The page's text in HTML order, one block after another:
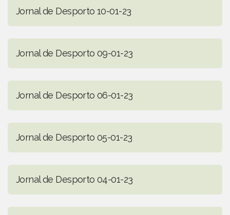
Jornal de Desporto 10-01-23
Jornal de Desporto 09-01-23
Jornal de Desporto 06-01-23
Jornal de Desporto 05-01-23
Jornal de Desporto 04-01-23